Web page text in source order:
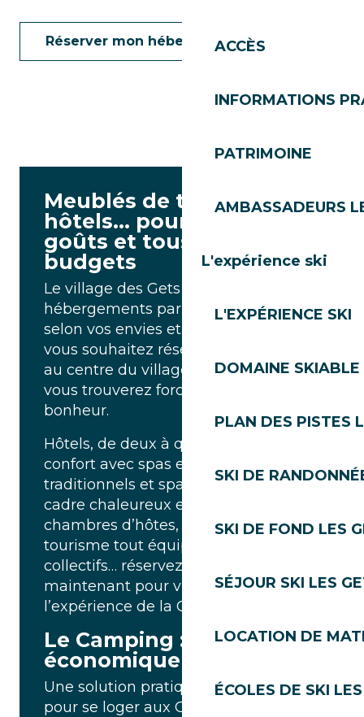
ACCÈS
INFORMATIONS
PATRIMOINE
AMBASSADEURS
L'expérience ski
L'EXPÉRIENCE SKI
DOMAINE SKIABLE
PLAN DES PISTES
SKI DE
SKI DE FOND LES
SÉJOUR SKI LES
LOCATION DE
ÉCOLES DE SKI
Réserver mon hébergement
Meublés de tourisme ou
hôtels… pour tous les
goûts et tous les
budgets
Le village des Gets vous propose des
hébergements parmi un large choix
selon vos envies et votre budget. Que
vous souhaitez réserver votre séjour
au centre du village ou en périphérie,
vous trouverez forcément votre
bonheur.
Hôtels, de deux à quatre étoiles, tout
confort avec spas et piscines, chalets
traditionnels et spacieux, dans un
cadre chaleureux et authentique,
chambres d’hôtes, appartements de
tourisme tout équipé, hébergements
collectifs… réservez votre séjour dès
maintenant pour vivre pleinement
l’expérience de la Coupe du Monde !
Le Camping : la solution
économique
Une solution pratique et économique
pour se loger aux Gets pendant la